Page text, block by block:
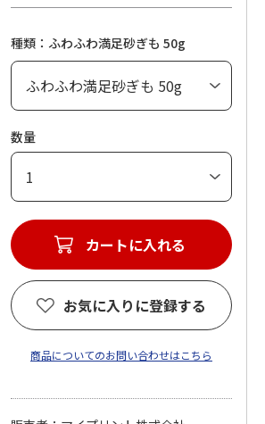
種類：ふわふわ満足砂ぎも 50g
数量
カートに入れる
お気に入りに登録する
商品についてのお問い合わせはこちら